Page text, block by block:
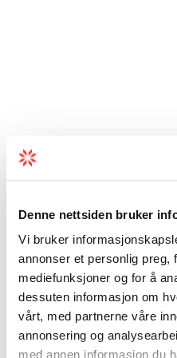
Denne nettsiden bruker
Vi bruker
annonser et personlig preg,
mediefunksjoner og for å
dessuten informasjon om
vårt, med partnerne våre
annonsering og
med annen informasjon du